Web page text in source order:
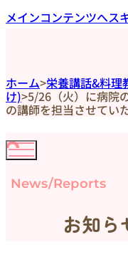
メインコンテンツへス
ホーム>栄養講話&料理
け)>5/26（火）に病院
の講師を担当させてい
News/Reports
お知ら